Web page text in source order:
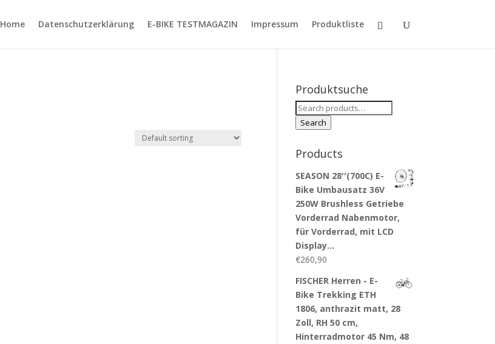
Home Datenschutzerklärung E-BIKE TESTMAGAZIN Impressum Produktliste
Produktsuche
Search
for:
Search
Products
SEASON 28''(700C) E-
Bike Umbausatz 36V
250W Brushless Getriebe
Vorderrad Nabenmotor,
für Vorderrad, mit LCD
Display…
€260,90
FISCHER Herren - E-
Bike Trekking ETH
1806, anthrazit matt, 28
Zoll, RH 50 cm,
Hinterradmotor 45 Nm, 48